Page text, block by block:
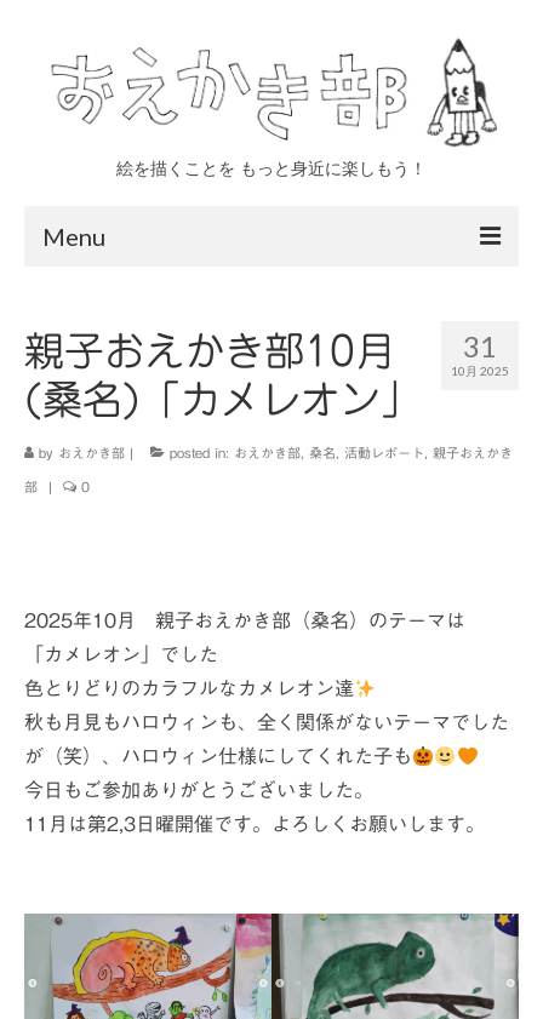
絵を描くことを もっと身近に楽しもう！
Menu
おえかき部について
四日市
いなべ
2014年までの活動レポート
入部などお問い合わせ
31
10月 2025
親子おえかき部10月
(桑名)「カメレオン」
by おえかき部 | posted in: おえかき部 桑名 活動レポート 親子おえかき
部 | 0
2025年10月 親子おえかき部（桑名）のテーマは
「カメレオン」でした
色とりどりのカラフルなカメレオン達
秋も月見もハロウィンも、全く関係がないテーマでした
が（笑）、ハロウィン仕様にしてくれた子も
今日もご参加ありがとうございました。
11月は第2,3日曜開催です。よろしくお願いします。